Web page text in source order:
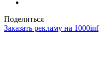
Поделиться
Заказать рекламу на 1000inf